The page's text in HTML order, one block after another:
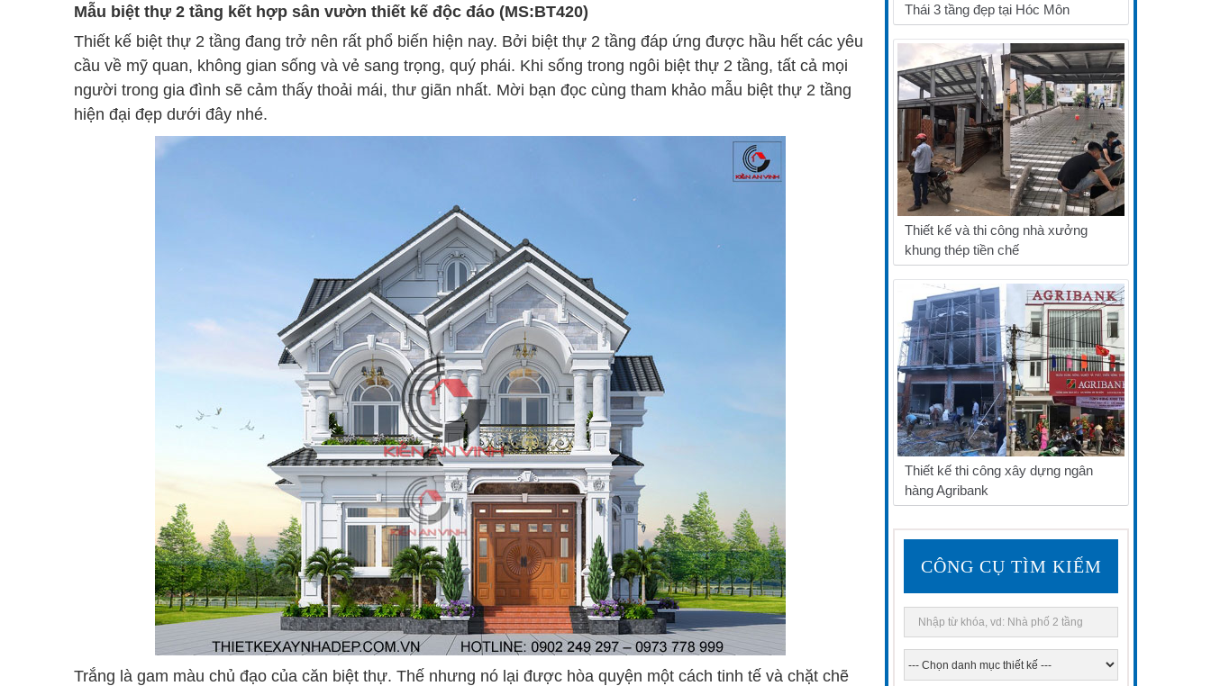
Mẫu biệt thự 2 tầng kết hợp sân vườn thiết kế độc đáo (MS:BT420)
Thiết kế biệt thự 2 tầng đang trở nên rất phổ biến hiện nay. Bởi biệt thự 2 tầng đáp ứng được hầu hết các yêu
cầu về mỹ quan, không gian sống và vẻ sang trọng, quý phái. Khi sống trong ngôi biệt thự 2 tầng, tất cả mọi
người trong gia đình sẽ cảm thấy thoải mái, thư giãn nhất. Mời bạn đọc cùng tham khảo mẫu biệt thự 2 tầng
hiện đại đẹp dưới đây nhé.
Trắng là gam màu chủ đạo của căn biệt thự. Thế nhưng nó lại được hòa quyện một cách tinh tế và chặt chẽ
Thái 3 tầng đẹp tại Hóc Môn
Thiết kế và thi công nhà xưởng
khung thép tiền chế
Thiết kế thi công xây dựng ngân
hàng Agribank
CÔNG CỤ TÌM KIẾM